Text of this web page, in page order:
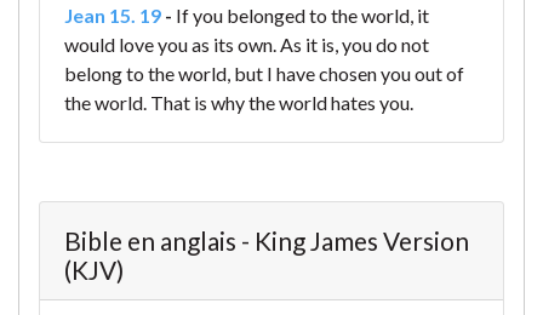
Jean 15. 19 - If you belonged to the world, it
would love you as its own. As it is, you do not
belong to the world, but I have chosen you out of
the world. That is why the world hates you.
Bible en anglais - King James Version
(KJV)